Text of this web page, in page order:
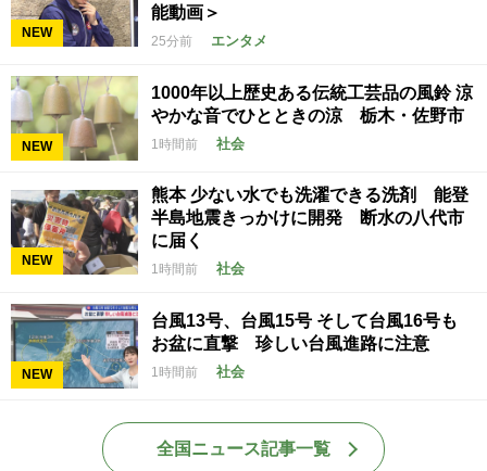
NEW
能動画＞
25分前 エンタメ
NEW
1000年以上歴史ある伝統工芸品の風鈴 涼
やかな音でひとときの涼 栃木・佐野市
1時間前 社会
NEW
熊本 少ない水でも洗濯できる洗剤 能登
半島地震きっかけに開発 断水の八代市
に届く
1時間前 社会
NEW
台風13号、台風15号 そして台風16号も
お盆に直撃 珍しい台風進路に注意
1時間前 社会
全国ニュース記事一覧